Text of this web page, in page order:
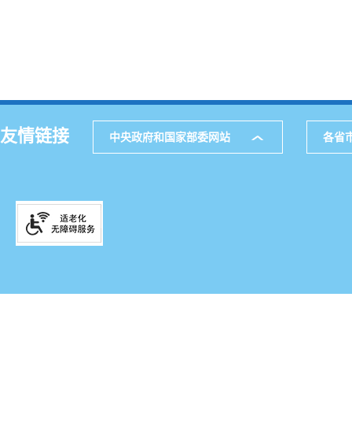
友情链接 中央政府和国家部委网站 各省